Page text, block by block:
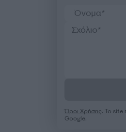
Όροι Χρήσης. Το site
Google.